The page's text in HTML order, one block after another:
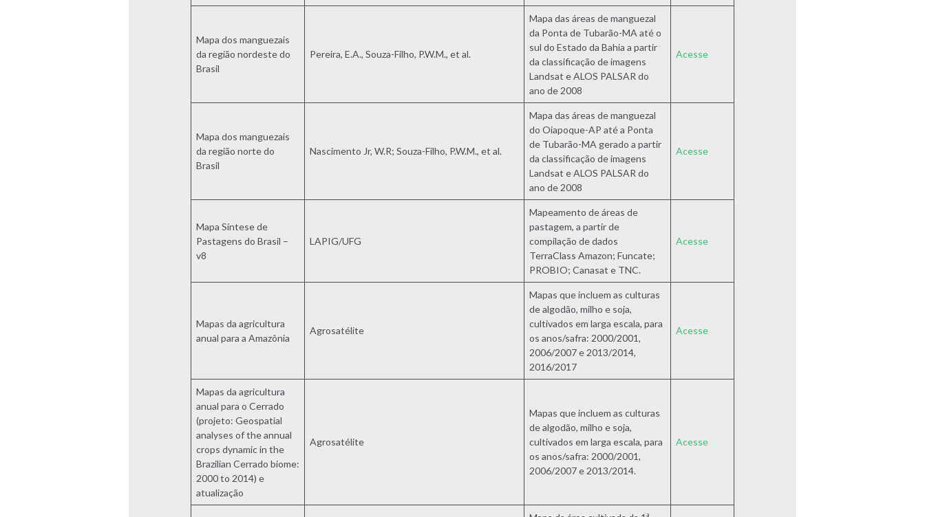
Mapa dos manguezais
da região nordeste do
Brasil
Pereira, E.A., Souza-Filho, P.W.M., et al.
Mapa das áreas de manguezal
da Ponta de Tubarão-MA até o
sul do Estado da Bahia a partir
da classificação de imagens
Landsat e ALOS PALSAR do
ano de 2008
Acesse
Mapa dos manguezais
da região norte do
Brasil
Nascimento Jr, W.R; Souza-Filho, P.W.M., et al.
Mapa das áreas de manguezal
do Oiapoque-AP até a Ponta
de Tubarão-MA gerado a partir
da classificação de imagens
Landsat e ALOS PALSAR do
ano de 2008
Acesse
Mapa Síntese de
Pastagens do Brasil –
v8
LAPIG/UFG
Mapeamento de áreas de
pastagem, a partir de
compilação de dados
TerraClass Amazon; Funcate;
PROBIO; Canasat e TNC.
Acesse
Mapas da agricultura
anual para a Amazônia
Agrosatélite
Mapas que incluem as culturas
de algodão, milho e soja,
cultivados em larga escala, para
os anos/safra: 2000/2001,
2006/2007 e 2013/2014,
2016/2017
Acesse
Mapas da agricultura
anual para o Cerrado
(projeto: Geospatial
analyses of the annual
crops dynamic in the
Brazilian Cerrado biome:
2000 to 2014) e
atualização
Agrosatélite
Mapas que incluem as culturas
de algodão, milho e soja,
cultivados em larga escala, para
os anos/safra: 2000/2001,
2006/2007 e 2013/2014.
Acesse